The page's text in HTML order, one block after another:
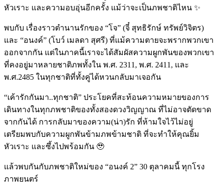
หัวเราะ และความอบอุ่นอีกครั้ง แม้ว่าจะเป็นภพชาติไหน ✨
พบกับ เรื่องราวตำนานรักของ “โจ” (จี๋ สุทธิรักษ์ ทรัพย์วิจิตร)
และ “อนงค์” (โบว์ เมลดา สุศรี) ที่แม้ความตายจะพรากพวกเขา
ออกจากกัน แต่ในภาคนี้เราจะได้สัมผัสความผูกพันของพวกเขา
ที่คงอยู่มาหลายชาติภพทั้งใน พ.ศ. 2311, พ.ศ. 2411, และ
พ.ศ.2485 ในทุกชาติที่ทั้งคู่ได้หวนกลับมาเจอกัน
“เค้ารักกันมา..ทุกชาติ” ประโยคที่สะท้อนความหมายของการ
เดินทางในทุกภพชาติของทั้งสองดวงวิญญาณ ที่ไม่อาจตัดขาด
จากกันได้ การกลับมาของความ(น่า)รัก ที่ห้ามใจไว้ไม่อยู่
เตรียมพบกับความผูกพันข้ามภพข้ามชาติ ที่จะทำให้คุณยิ้ม
หัวเราะ และซึ้งไปพร้อมกัน 🥹
แล้วพบกันกับภพชาติใหม่ของ “อนงค์ 2” 30 ตุลาคมนี้ ทุกโรง
ภาพยนตร์